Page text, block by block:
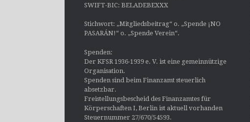
SWIFT-BIC: BELADEBEXXX
Stichwort: „Mitgliedsbeitrag“ o. „Spende ¡NO
PASARÁN!“ o. „Spende Verein“.
Spenden:
Der KFSR 1936-1939 e. V. ist eine gemeinnützige
Organisation.
Spenden sind beim Finanzamt steuerlich
absetzbar.
Freistellungsbescheid des Finanzamtes für
Körperschaften I, Berlin ist aktuell vorhanden
Steuernummer 27/670/54593.